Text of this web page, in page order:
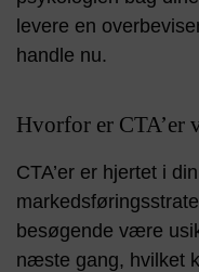
levere en
handle nu.
Hvorfor er CTA’er
CTA’er er hjertet i
besøgende være
næste gang, hvilket